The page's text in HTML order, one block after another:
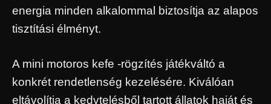
energia minden alkalommal biztosítja az alapos
tisztítási élményt.
A mini motoros kefe -rögzítés játékváltó a
konkrét rendetlenség kezelésére. Kiválóan
eltávolítja a kedvtelésből tartott állatok haját és